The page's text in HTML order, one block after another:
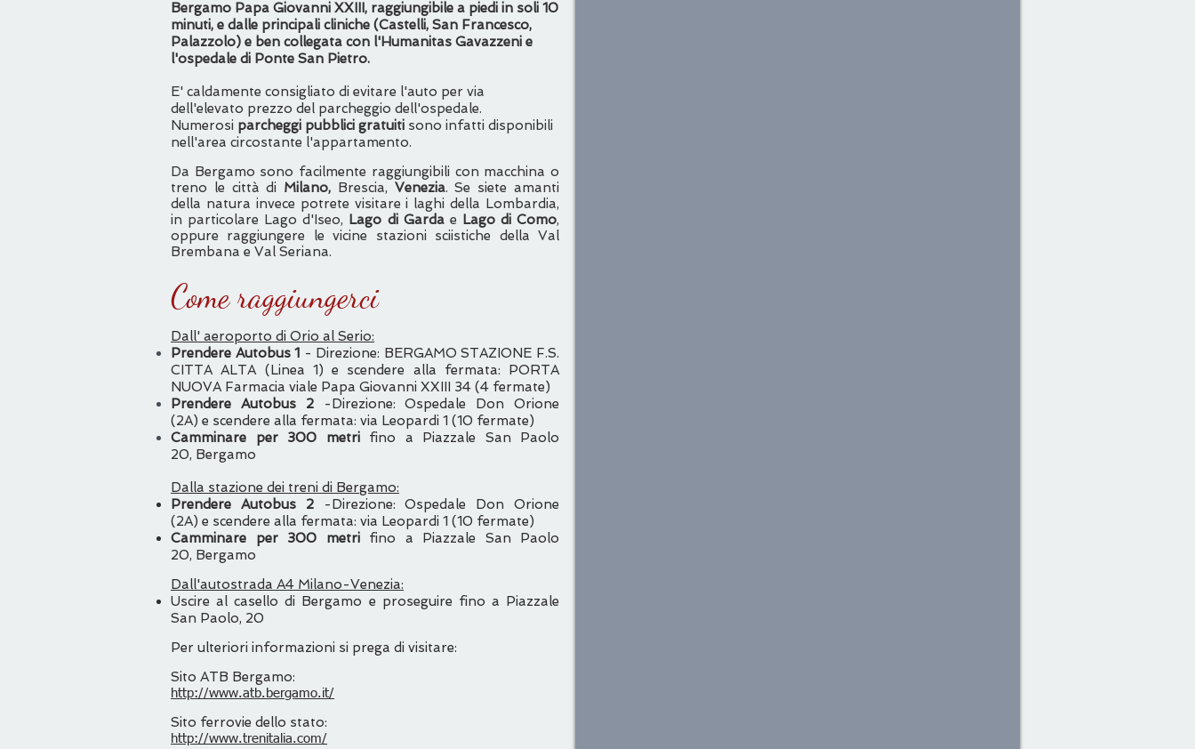
Bergamo Papa Giovanni XXIII, raggiungibile a piedi in soli 10
minuti, e dalle principali cliniche (Castelli, San Francesco,
Palazzolo) e ben collegata con l'Humanitas Gavazzeni e
l'ospedale di Ponte San Pietro.
E' caldamente consigliato di evitare l'auto per via
dell'elevato prezzo del parcheggio dell'ospedale.
Numerosi parcheggi pubblici gratuiti sono infatti disponibili
nell'area circostante l'appartamento.
Da Bergamo sono facilmente raggiungibili con macchina o
treno le città di Milano, Brescia, Venezia. Se siete amanti
della natura invece potrete visitare i laghi della Lombardia,
in particolare Lago d'Iseo, Lago di Gardae Lago di Como,
oppure raggiungere le vicine stazioni sciistiche della Val
Brembana e Val Seriana.
Come raggiungerci
Dall' aeroporto di Orio al Serio:
Prendere Autobus 1 - Direzione: BERGAMO STAZIONE F.S.
CITTA ALTA (Linea 1) e scendere alla fermata: PORTA
NUOVA Farmacia viale Papa Giovanni XXIII 34 (4 fermate)
Prendere Autobus 2-Direzione: Ospedale Don Orione
(2A) e scendere alla fermata: via Leopardi 1 (10 fermate)
Camminare per 300 metrifino a Piazzale San Paolo
20, Bergamo
Dalla stazione dei treni di Bergamo:
Prendere Autobus 2-Direzione: Ospedale Don Orione
(2A) e scendere alla fermata: via Leopardi 1 (10 fermate)
Camminare per 300 metrifino a Piazzale San Paolo
20, Bergamo
Dall'autostrada A4 Milano-Venezia:
Uscire al casello di Bergamo e proseguire fino a Piazzale
San Paolo, 20
Per ulteriori informazioni si prega di visitare:
Sito ATB Bergamo:
http://www.atb.bergamo.it/
Sito ferrovie dello stato:
http://www.trenitalia.com/